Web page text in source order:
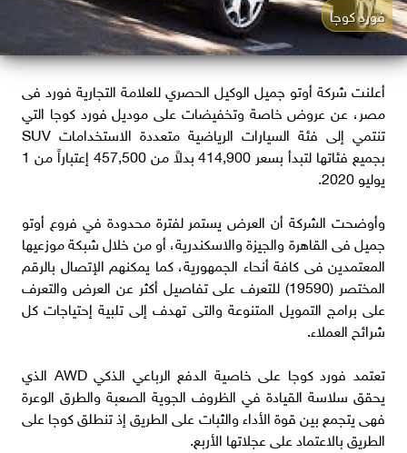
فورد كوجا
أعلنت شركة أوتو جميل الوكيل الحصري للعلامة التجارية فورد فى
مصر، عن عروض خاصة وتخفيضات على موديل فورد كوجا التي
تنتمي إلى فئة السيارات الرياضية متعددة الاستخدامات SUV
بجميع فئاتها لتبدأ بسعر 414,900 بدلاً من 457,500 إعتباراً من 1
يوليو 2020.
وأوضحت الشركة أن العرض يستمر لفترة محدودة في فروع أوتو
جميل فى القاهرة والجيزة والاسكندرية، أو من خلال شبكة موزعيها
المعتمدين فى كافة أنحاء الجمهورية، كما يمكنهم الإتصال بالرقم
المختصر (19590) للتعرف على تفاصيل أكثر عن العرض والتعرف
على برامج التمويل المتنوعة والتى تهدف إلى تلبية إحتياجات كل
شرائح العملاء.
تعتمد فورد كوجا على خاصية الدفع الرباعي الذكي AWD الذي
يحقق سلاسة القيادة في الظروف الجوية الصعبة والطرق الوعرة
فهى يتجمع بين قوة الأداء والثبات على الطريق إذ تنطلق كوجا على
الطريق بالاعتماد على عجلاتها الأربع.